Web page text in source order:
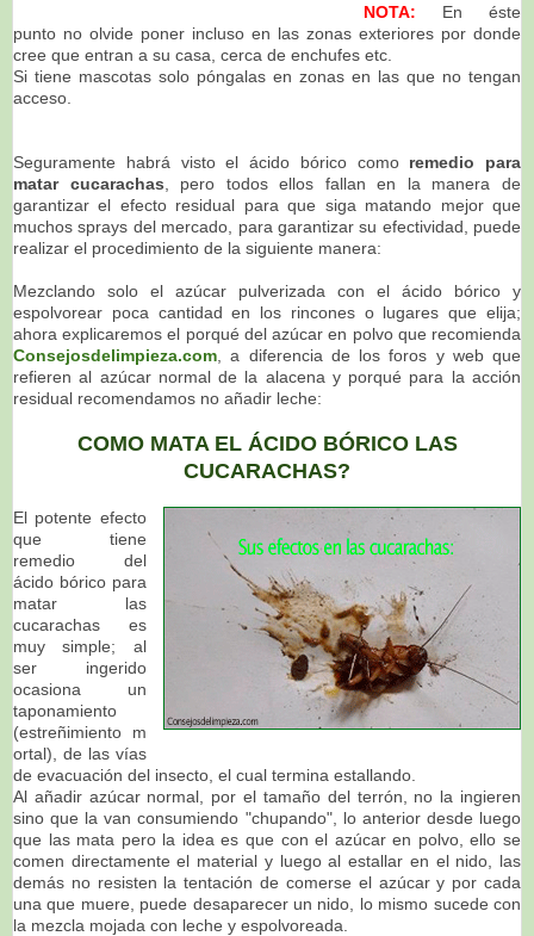
NOTA: En éste
punto no olvide poner incluso en las zonas exteriores por donde
cree que entran a su casa, cerca de enchufes etc.
Si tiene mascotas solo póngalas en zonas en las que no tengan
acceso.
Seguramente habrá visto el ácido bórico como remedio para
matar cucarachas , pero todos ellos fallan en la manera de
garantizar el efecto residual para que siga matando mejor que
muchos sprays del mercado, para garantizar su efectividad, puede
realizar el procedimiento de la siguiente manera:
Mezclando solo el azúcar pulverizada con el ácido bórico y
espolvorear poca cantidad en los rincones o lugares que elija;
ahora explicaremos el porqué del azúcar en polvo que recomienda
Consejosdelimpieza.com , a diferencia de los foros y web que
refieren al azúcar normal de la alacena y porqué para la acción
residual recomendamos no añadir leche:
COMO MATA EL ÁCIDO BÓRICO LAS
CUCARACHAS?
El potente efecto
que tiene
remedio del
ácido bórico para
matar las
cucarachas es
muy simple; al
ser ingerido
ocasiona un
taponamiento
(estreñimiento m
ortal), de las vías
de evacuación del insecto, el cual termina estallando.
Al añadir azúcar normal, por el tamaño del terrón, no la ingieren
sino que la van consumiendo "chupando", lo anterior desde luego
que las mata pero la idea es que con el azúcar en polvo, ello se
comen directamente el material y luego al estallar en el nido, las
demás no resisten la tentación de comerse el azúcar y por cada
una que muere, puede desaparecer un nido, lo mismo sucede con
la mezcla mojada con leche y espolvoreada.